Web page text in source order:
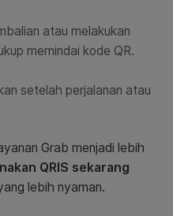
atau melakukan
memindai kode QR.
setelah perjalanan atau
Grab menjadi lebih
QRIS sekarang
lebih nyaman.